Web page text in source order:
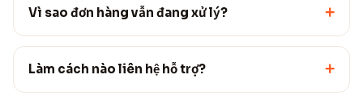
Vì sao đơn hàng vẫn đang xử lý? +
Làm cách nào liên hệ hỗ trợ? +